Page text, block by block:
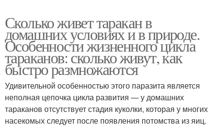
Сколько живет таракан в
домашних условиях и в природе.
Особенности жизненного цикла
тараканов: сколько живут, как
быстро размножаются
Удивительной особенностью этого паразита является
неполная цепочка цикла развития — у домашних
тараканов отсутствует стадия куколки, которая у многих
насекомых следует после появления потомства из яиц.